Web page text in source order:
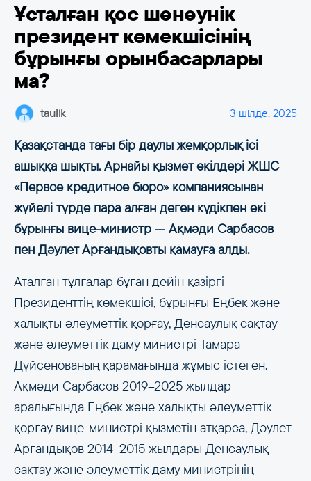
Ұсталған қос шенеунік
президент көмекшісінің
бұрынғы орынбасарлары
ма?
taulik 3 шілде, 2025
Қазақстанда тағы бір даулы жемқорлық ісі
ашыққа шықты. Арнайы қызмет өкілдері ЖШС
«Первое кредитное бюро» компаниясынан
жүйелі түрде пара алған деген күдікпен екі
бұрынғы вице-министр — Ақмәди Сарбасов
пен Дәулет Арғандықовты қамауға алды.
Аталған тұлғалар бұған дейін қазіргі
Президенттің көмекшісі, бұрынғы Еңбек және
халықты әлеуметтік қорғау, Денсаулық сақтау
және әлеуметтік даму министрі Тамара
Дүйсенованың қарамағында жұмыс істеген.
Ақмәди Сарбасов 2019–2025 жылдар
аралығында Еңбек және халықты әлеуметтік
қорғау вице-министрі қызметін атқарса, Дәулет
Арғандықов 2014–2015 жылдары Денсаулық
сақтау және әлеуметтік даму министрінің